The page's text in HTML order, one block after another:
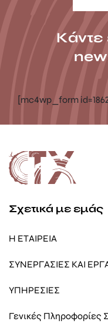
Κάντε
[mc4wp_form
Σχετικά με εμάς
Η ΕΤΑΙΡΕΙΑ
ΣΥΝΕΡΓΑΣΙΕΣ ΚΑΙ
ΥΠΗΡΕΣΙΕΣ
Γενικές Πληροφορίες